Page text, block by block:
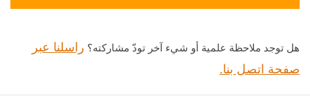
هل توجد ملاحظة علمية أو شيء آخر تودّ مشاركته؟ راسلنا عبر
صفحة اتصل بنا.